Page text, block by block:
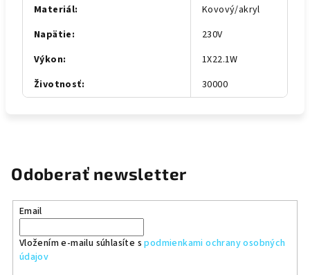
Materiál:
Kovový/akryl
Napätie:
230V
Výkon:
1X22.1W
Životnosť: 30000
Odoberať newsletter
Email
Vložením e-mailu súhlasíte spodmienkami ochrany osobných
údajov